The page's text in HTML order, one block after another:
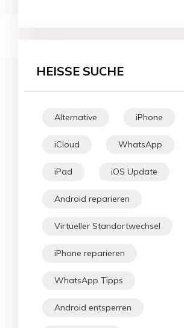
HEISSE SUCHE
Alternative iPhone
iCloud WhatsApp
iPad iOS Update
Android reparieren
Virtueller Standortwechsel
iPhone reparieren
WhatsApp Tipps
Android entsperren